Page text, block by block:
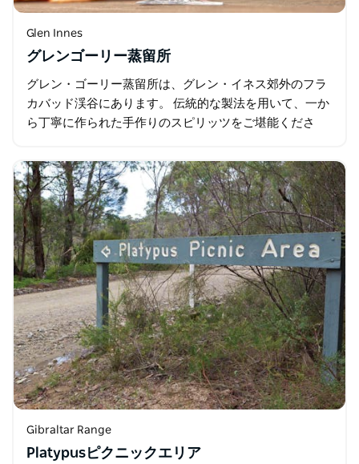
Glen Innes
グレンゴーリー蒸留所
グレン・ゴーリー蒸留所は、グレン・イネス郊外のフラ
カバッド渓谷にあります。 伝統的な製法を用いて、一か
ら丁寧に作られた手作りのスピリッツをご堪能くださ
ど、豊富な品揃えを誇ります。 木々の下…
Gibraltar Range
Platypusピクニックエリア